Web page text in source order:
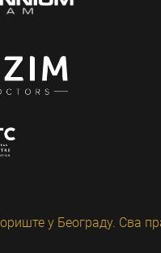
у Београду. Сва